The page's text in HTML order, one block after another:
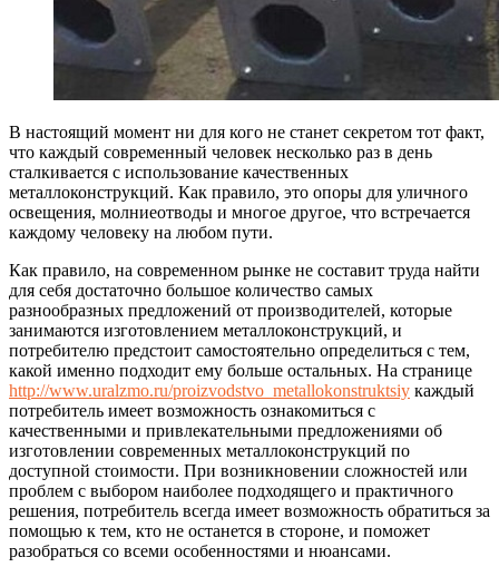
В настоящий момент ни для кого не станет секретом тот факт,
что каждый современный человек несколько раз в день
сталкивается с использование качественных
металлоконструкций. Как правило, это опоры для уличного
освещения, молниеотводы и многое другое, что встречается
каждому человеку на любом пути.
Как правило, на современном рынке не составит труда найти
для себя достаточно большое количество самых
разнообразных предложений от производителей, которые
занимаются изготовлением металлоконструкций, и
потребителю предстоит самостоятельно определиться с тем,
какой именно подходит ему больше остальных. На странице
http://www.uralzmo.ru/proizvodstvo_metallokonstruktsiy каждый
потребитель имеет возможность ознакомиться с
качественными и привлекательными предложениями об
изготовлении современных металлоконструкций по
доступной стоимости. При возникновении сложностей или
проблем с выбором наиболее подходящего и практичного
решения, потребитель всегда имеет возможность обратиться за
помощью к тем, кто не останется в стороне, и поможет
разобраться со всеми особенностями и нюансами.